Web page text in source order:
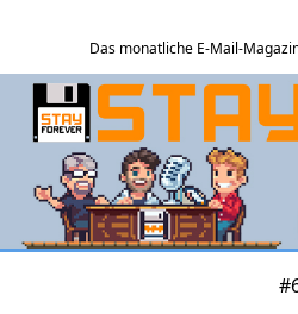
Das monatliche E-Mail-